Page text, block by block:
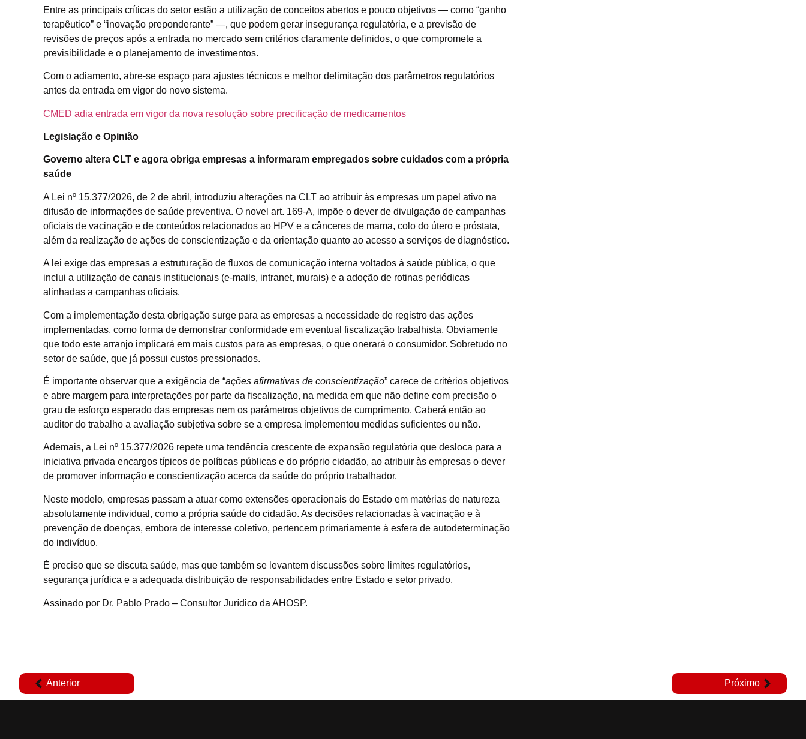
Entre as principais críticas do setor estão a utilização de conceitos abertos e pouco objetivos — como “ganho
terapêutico” e “inovação preponderante” —, que podem gerar insegurança regulatória, e a previsão de
revisões de preços após a entrada no mercado sem critérios claramente definidos, o que compromete a
previsibilidade e o planejamento de investimentos.
Com o adiamento, abre-se espaço para ajustes técnicos e melhor delimitação dos parâmetros regulatórios
antes da entrada em vigor do novo sistema.
CMED adia entrada em vigor da nova resolução sobre precificação de medicamentos
Legislação e Opinião
Governo altera CLT e agora obriga empresas a informaram empregados sobre cuidados com a própria
saúde
A Lei nº 15.377/2026, de 2 de abril, introduziu alterações na CLT ao atribuir às empresas um papel ativo na
difusão de informações de saúde preventiva. O novel art. 169-A, impõe o dever de divulgação de campanhas
oficiais de vacinação e de conteúdos relacionados ao HPV e a cânceres de mama, colo do útero e próstata,
além da realização de ações de conscientização e da orientação quanto ao acesso a serviços de diagnóstico.
A lei exige das empresas a estruturação de fluxos de comunicação interna voltados à saúde pública, o que
inclui a utilização de canais institucionais (e-mails, intranet, murais) e a adoção de rotinas periódicas
alinhadas a campanhas oficiais.
Com a implementação desta obrigação surge para as empresas a necessidade de registro das ações
implementadas, como forma de demonstrar conformidade em eventual fiscalização trabalhista. Obviamente
que todo este arranjo implicará em mais custos para as empresas, o que onerará o consumidor. Sobretudo no
setor de saúde, que já possui custos pressionados.
É importante observar que a exigência de “ações afirmativas de conscientização” carece de critérios objetivos
e abre margem para interpretações por parte da fiscalização, na medida em que não define com precisão o
grau de esforço esperado das empresas nem os parâmetros objetivos de cumprimento. Caberá então ao
auditor do trabalho a avaliação subjetiva sobre se a empresa implementou medidas suficientes ou não.
Ademais, a Lei nº 15.377/2026 repete uma tendência crescente de expansão regulatória que desloca para a
iniciativa privada encargos típicos de políticas públicas e do próprio cidadão, ao atribuir às empresas o dever
de promover informação e conscientização acerca da saúde do próprio trabalhador.
Neste modelo, empresas passam a atuar como extensões operacionais do Estado em matérias de natureza
absolutamente individual, como a própria saúde do cidadão. As decisões relacionadas à vacinação e à
prevenção de doenças, embora de interesse coletivo, pertencem primariamente à esfera de autodeterminação
do indivíduo.
É preciso que se discuta saúde, mas que também se levantem discussões sobre limites regulatórios,
segurança jurídica e a adequada distribuição de responsabilidades entre Estado e setor privado.
Assinado por Dr. Pablo Prado – Consultor Jurídico da AHOSP.
Anterior Próximo